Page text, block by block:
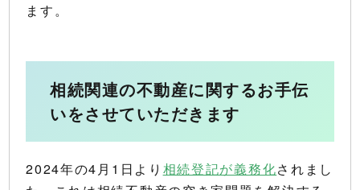
ます。
相続関連の不動産に関するお手伝
いをさせていただきます
2024年の4月1日より 相続登記が義務化されまし